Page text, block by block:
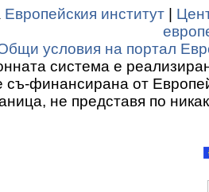
Европейския институт
условия на портал
система е
съ-финансирана от
не представя по